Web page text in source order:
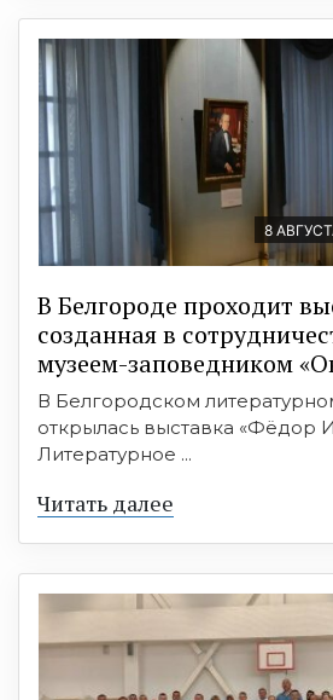
8
В Белгороде проходит
созданная в
музеем-заповедником
В Белгородском
открылась выставка «Фёдор
Литературное ...
Читать далее